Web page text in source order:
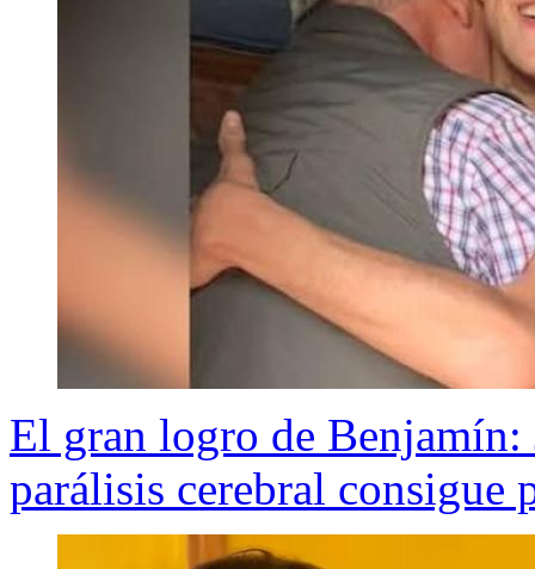
El gran logro de
parálisis cerebral consigue